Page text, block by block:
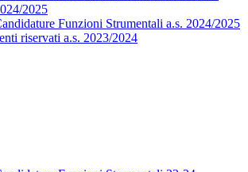
2025
Funzioni Strumentali a.s. 2024/2025
riservati a.s. 2023/2024